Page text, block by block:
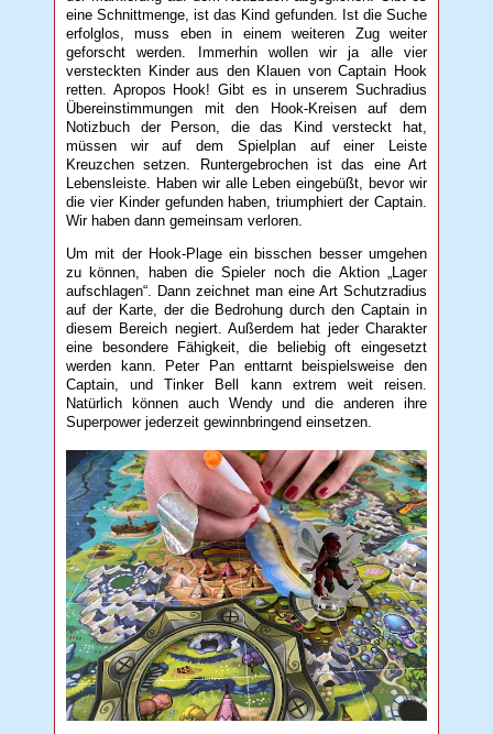
eine Schnittmenge, ist das Kind gefunden. Ist die Suche
erfolglos, muss eben in einem weiteren Zug weiter
geforscht werden. Immerhin wollen wir ja alle vier
versteckten Kinder aus den Klauen von Captain Hook
retten. Apropos Hook! Gibt es in unserem Suchradius
Übereinstimmungen mit den Hook-Kreisen auf dem
Notizbuch der Person, die das Kind versteckt hat,
müssen wir auf dem Spielplan auf einer Leiste
Kreuzchen setzen. Runtergebrochen ist das eine Art
Lebensleiste. Haben wir alle Leben eingebüßt, bevor wir
die vier Kinder gefunden haben, triumphiert der Captain.
Wir haben dann gemeinsam verloren.
Um mit der Hook-Plage ein bisschen besser umgehen
zu können, haben die Spieler noch die Aktion „Lager
aufschlagen“. Dann zeichnet man eine Art Schutzradius
auf der Karte, der die Bedrohung durch den Captain in
diesem Bereich negiert. Außerdem hat jeder Charakter
eine besondere Fähigkeit, die beliebig oft eingesetzt
werden kann. Peter Pan enttarnt beispielsweise den
Captain, und Tinker Bell kann extrem weit reisen.
Natürlich können auch Wendy und die anderen ihre
Superpower jederzeit gewinnbringend einsetzen.